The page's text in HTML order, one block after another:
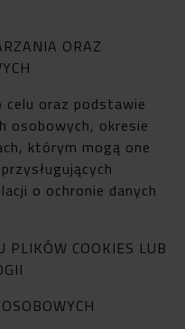
ORAZ
oraz podstawie
osobowych, okresie
którym mogą one
o ochronie danych
PLIKÓW COOKIES LUB